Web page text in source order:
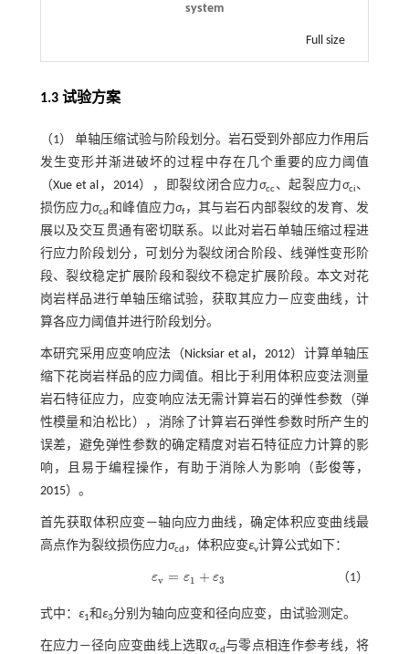
system
Full size
1.3 试验方案
（1） 单轴压缩试验与阶段划分。岩石受到外部应力作用后
发生变形并渐进破坏的过程中存在几个重要的应力阈值
（Xue et al，2014），即裂纹闭合应力σcc、起裂应力σci、
损伤应力σcd和峰值应力σf，其与岩石内部裂纹的发育、发
展以及交互贯通有密切联系。以此对岩石单轴压缩过程进
行应力阶段划分，可划分为裂纹闭合阶段、线弹性变形阶
段、裂纹稳定扩展阶段和裂纹不稳定扩展阶段。本文对花
岗岩样品进行单轴压缩试验，获取其应力—应变曲线，计
算各应力阈值并进行阶段划分。
本研究采用应变响应法（Nicksiar et al，2012）计算单轴压
缩下花岗岩样品的应力阈值。相比于利用体积应变法测量
岩石特征应力，应变响应法无需计算岩石的弹性参数（弹
性模量和泊松比），消除了计算岩石弹性参数时所产生的
误差，避免弹性参数的确定精度对岩石特征应力计算的影
响，且易于编程操作，有助于消除人为影响（彭俊等，
2015）。
首先获取体积应变—轴向应力曲线，确定体积应变曲线最
高点作为裂纹损伤应力σcd ，体积应变εv计算公式如下：
εv = ε1 + ε3
εv=ε1 +ε3 （1）
式中： ε1和ε3分别为轴向应变和径向应变，由试验测定。
在应力—径向应变曲线上选取σcd与零点相连作参考线，将